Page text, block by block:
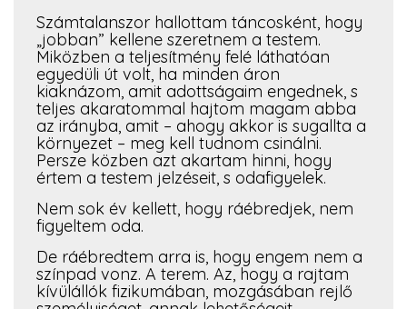
Számtalanszor hallottam táncosként, hogy
„jobban” kellene szeretnem a testem.
Miközben a teljesítmény felé láthatóan
egyedüli út volt, ha minden áron
kiaknázom, amit adottságaim engednek, s
teljes akaratommal hajtom magam abba
az irányba, amit – ahogy akkor is sugallta a
környezet – meg kell tudnom csinálni.
Persze közben azt akartam hinni, hogy
értem a testem jelzéseit, s odafigyelek.
Nem sok év kellett, hogy ráébredjek, nem
figyeltem oda.
De ráébredtem arra is, hogy engem nem a
színpad vonz. A terem. Az, hogy a rajtam
kívülállók fizikumában, mozgásában rejlő